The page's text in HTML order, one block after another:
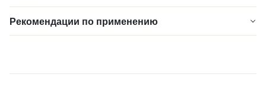
Рекомендации по применению